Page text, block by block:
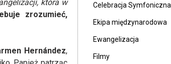
która w
zrozumieć,
Hernández,
Celebracja Symfoniczna
Ekipa międzynarodowa
Ewangelizacja
Filmy